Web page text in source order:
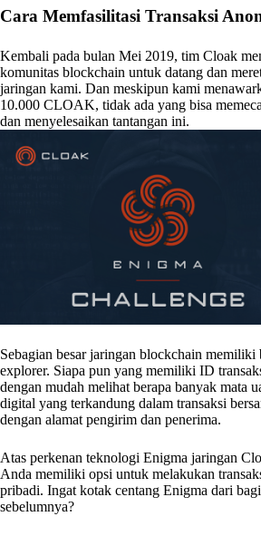
Cara Memfasilitasi Transaksi
Kembali pada bulan Mei 2019, tim Cloak
komunitas blockchain untuk datang dan
jaringan kami. Dan meskipun kami
10.000 CLOAK, tidak ada yang bisa
dan menyelesaikan tantangan ini.
Sebagian besar jaringan blockchain memiliki
explorer. Siapa pun yang memiliki ID
dengan mudah melihat berapa banyak mata
digital yang terkandung dalam transaksi
dengan alamat pengirim dan penerima.
Atas perkenan teknologi Enigma jaringan
Anda memiliki opsi untuk melakukan
pribadi. Ingat kotak centang Enigma dari
sebelumnya?